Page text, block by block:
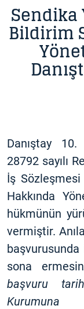
Sendika
Bildirim
Danıştay
28792 sayılı
İş
Hakkında
hükmünün
vermiştir.
başvurusunda
sona
başvuru
Kurumuna